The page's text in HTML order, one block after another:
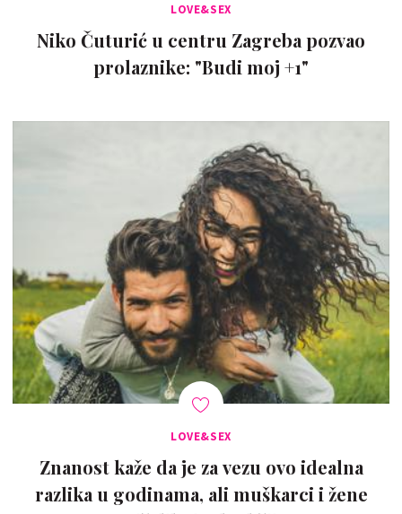
LOVE&SEX
Niko Čuturić u centru Zagreba pozvao
prolaznike: "Budi moj +1"
LOVE&SEX
Znanost kaže da je za vezu ovo idealna
razlika u godinama, ali muškarci i žene